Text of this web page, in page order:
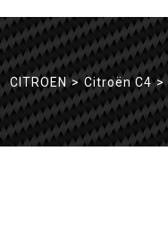
CITROEN > Citroën C4 >